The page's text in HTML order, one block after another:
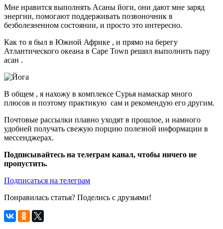
Мне нравится выполнять Асаны йоги, они дают мне заряд
энергии, помогают поддерживать позвоночник в
безболезненном состоянии, и просто это интересно.
Как то я был в Южной Африке , и прямо на берегу
Атлантического океана в Cape Town решил выполнить пару
асан .
В общем , я нахожу в комплексе Сурья намаскар много
плюсов и поэтому практикую сам и рекомендую его другим.
Почтовые рассылки плавно уходят в прошлое, и намного
удобней получать свежую порцию полезной информации в
мессенджерах.
Подписывайтесь на телеграм канал, чтобы ничего не
пропустить.
Подписаться на телеграм
Понравилась статья? Поделись с друзьями!